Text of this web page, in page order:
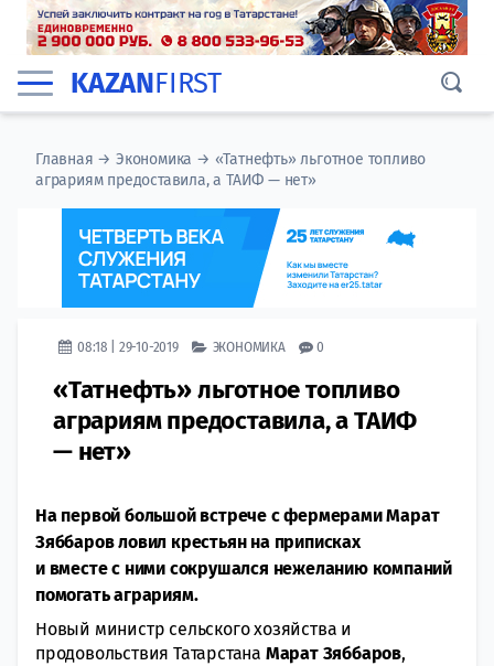
KAZANFIRST
Главная →Экономика → «Татнефть» льготное топливо
аграриям предоставила, а ТАИФ — нет»
08:18 | 29-10-2019 ЭКОНОМИКА 0
«Татнефть» льготное топливо
аграриям предоставила, а ТАИФ
— нет»
На первой большой встрече с фермерами Марат
Зяббаров ловил крестьян на приписках
и вместе с ними сокрушался нежеланию компаний
помогать аграриям.
Новый министр сельского хозяйства и
продовольствия Татарстана Марат Зяббаров,